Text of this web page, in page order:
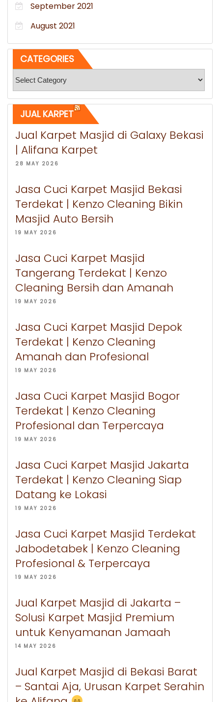
September 2021
August 2021
CATEGORIES
JUAL KARPET
Jual Karpet Masjid di Galaxy Bekasi
| Alifana Karpet
28 MAY 2026
Jasa Cuci Karpet Masjid Bekasi
Terdekat | Kenzo Cleaning Bikin
Masjid Auto Bersih
19 MAY 2026
Jasa Cuci Karpet Masjid
Tangerang Terdekat | Kenzo
Cleaning Bersih dan Amanah
19 MAY 2026
Jasa Cuci Karpet Masjid Depok
Terdekat | Kenzo Cleaning
Amanah dan Profesional
19 MAY 2026
Jasa Cuci Karpet Masjid Bogor
Terdekat | Kenzo Cleaning
Profesional dan Terpercaya
19 MAY 2026
Jasa Cuci Karpet Masjid Jakarta
Terdekat | Kenzo Cleaning Siap
Datang ke Lokasi
19 MAY 2026
Jasa Cuci Karpet Masjid Terdekat
Jabodetabek | Kenzo Cleaning
Profesional & Terpercaya
19 MAY 2026
Jual Karpet Masjid di Jakarta –
Solusi Karpet Masjid Premium
untuk Kenyamanan Jamaah
14 MAY 2026
Jual Karpet Masjid di Bekasi Barat
– Santai Aja, Urusan Karpet Serahin